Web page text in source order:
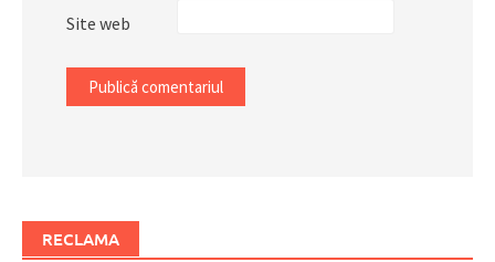
Site web
RECLAMA